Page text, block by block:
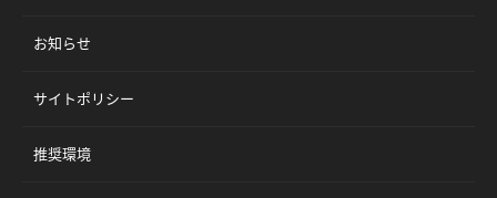
お知らせ
サイトポリシー
推奨環境